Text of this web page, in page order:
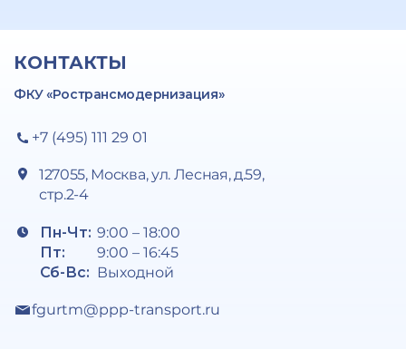
КОНТАКТЫ
ФКУ «Ространсмодернизация»
+7 (495) 111 29 01
127055, Москва, ул. Лесная, д.59,
стр.2-4
Пн-Чт:
Пт:
Сб-Вс:
9:00 – 18:00
9:00 – 16:45
Выходной
fgurtm@ppp-transport.ru